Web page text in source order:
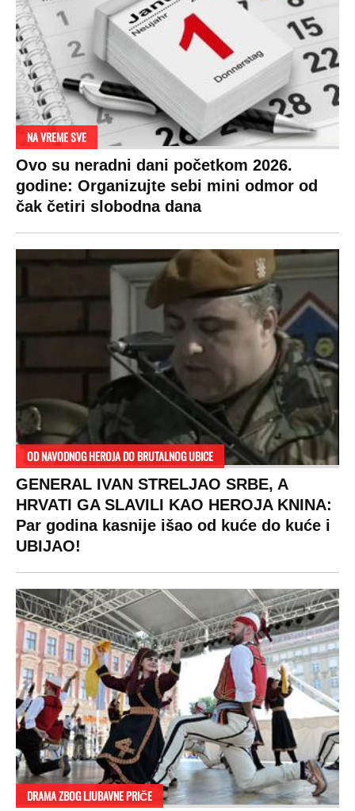
NA VREME SVE
Ovo su neradni dani početkom 2026.
godine: Organizujte sebi mini odmor od
čak četiri slobodna dana
OD NAVODNOG HEROJA DO BRUTALNOG UBICE
GENERAL IVAN STRELJAO SRBE, A
HRVATI GA SLAVILI KAO HEROJA KNINA:
Par godina kasnije išao od kuće do kuće i
UBIJAO!
DRAMA ZBOG LJUBAVNE PRIČE